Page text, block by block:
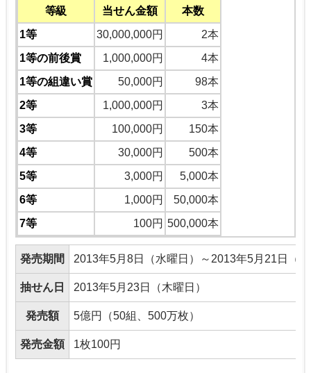
等級 当せん金額
本数
1等
30,000,000円
2本
1等の前後賞
1,000,000円
4本
1等の組違い賞
50,000円
98本
2等
1,000,000円
3本
3等
100,000円
150本
4等
30,000円
500本
5等
3,000円
5,000本
6等
1,000円
50,000本
7等
100円 500,000本
発売期間 2013年5月8日（水曜日）～2013年5月21日（
抽せん日 2013年5月23日（木曜日）
発売額 5億円（50組、500万枚）
発売金額 1枚100円